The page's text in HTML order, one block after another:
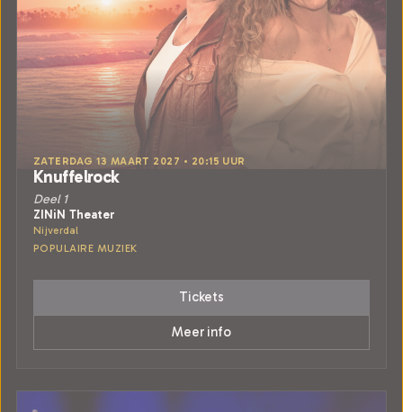
ZATERDAG 13 MAART 2027 • 20:15 UUR
Knuffelrock
Deel 1
ZINiN Theater
Nijverdal
POPULAIRE MUZIEK
Tickets
Meer info